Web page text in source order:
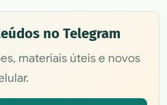
no Telegram
materiais úteis e novos